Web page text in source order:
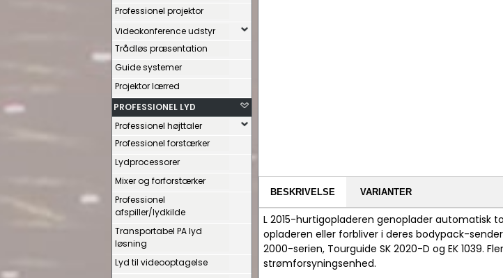
Professionel projektor
Videokonference udstyr
Trådløs præsentation
Guide systemer
Projektor lærred
PROFESSIONEL LYD
Professionel højttaler
Professionel forstærker
Lydprocessorer
Mixer og forforstærker
Professionel
afspiller/lydkilde
Transportabel PA lyd
løsning
Lyd til videooptagelse
BESKRIVELSE VARIANTER
L 2015-hurtigopladeren genoplader automatisk
opladeren eller forbliver i deres bodypack-
2000-serien, Tourguide SK 2020-D og EK 1039.
strømforsyningsenhed.